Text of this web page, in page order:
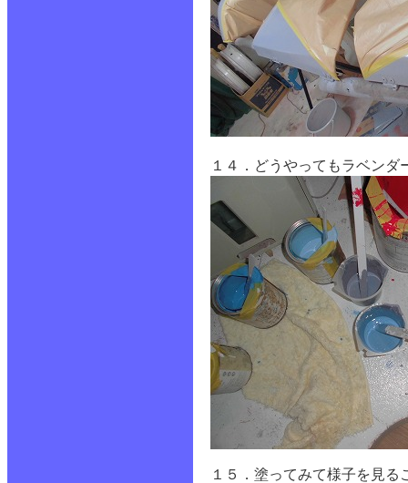
１４．どうやってもラベン
１５．塗ってみて様子を見る